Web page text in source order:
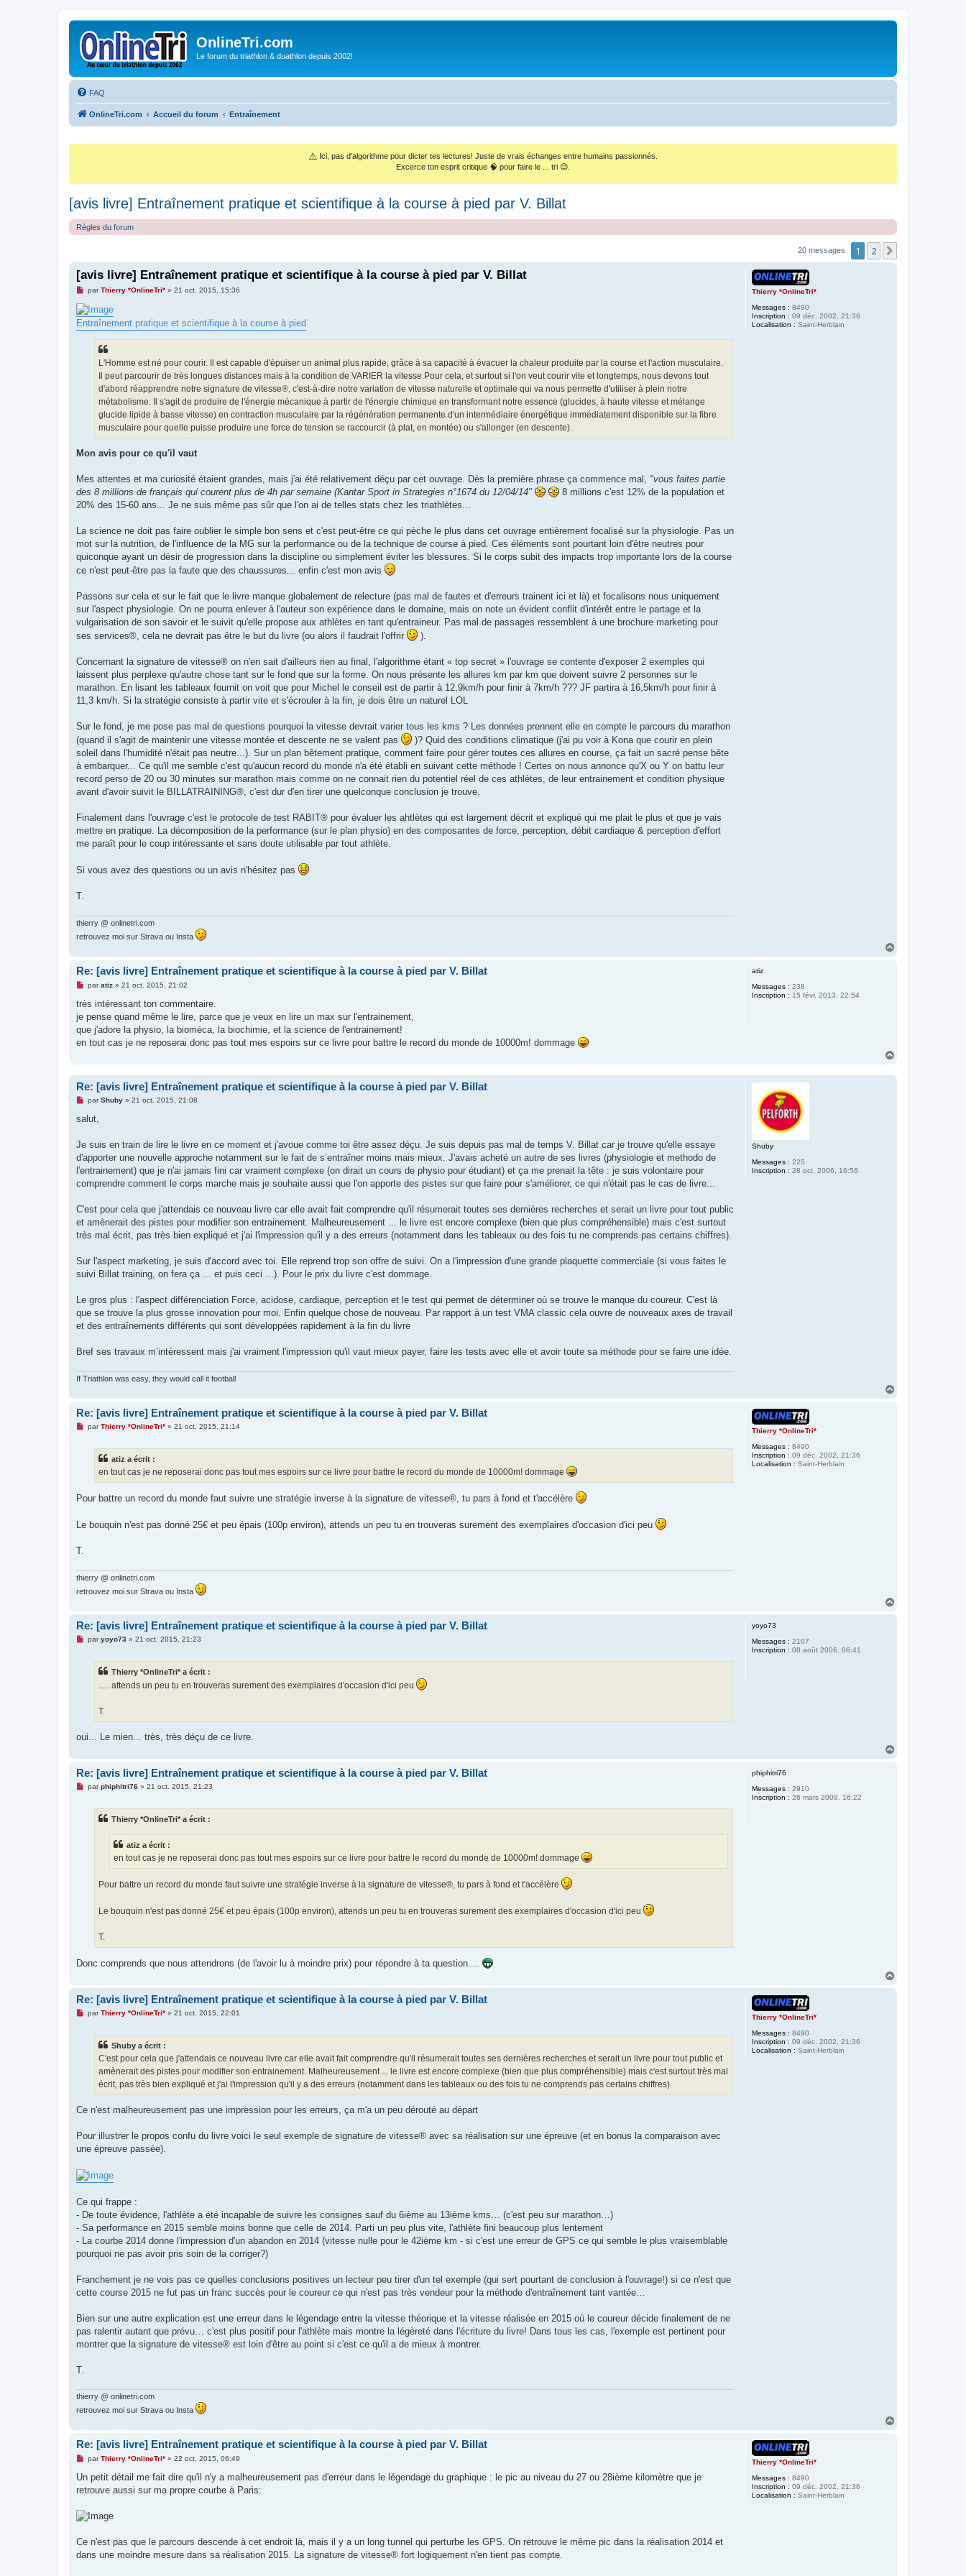
OnlineTri.com
Le forum du triathlon & duathlon depuis 2002!
FAQ
OnlineTri.com Accueil du forum Entraînement
⚠️ Ici, pas d'algorithme pour dicter tes lectures! Juste de vrais échanges entre humains passionnés.
Excerce ton esprit critique 🧠 pour faire le ... tri 😉.
[avis livre] Entraînement pratique et scientifique à la course à pied par V. Billat
Règles du forum
20 messages 1 2
Thierry *OnlineTri*
Messages : 8490
Inscription : 09 déc. 2002, 21:36
Localisation : Saint-Herblain
[avis livre] Entraînement pratique et scientifique à la course à pied par V. Billat
M
s
s
a
g
parThierry *OnlineTri*» 21 oct. 2015, 15:36
Entraînement pratique et scientifique à la course à pied
L'Homme est né pour courir. Il est capable d'épuiser un animal plus rapide, grâce à sa capacité à évacuer la chaleur produite par la course et l'action musculaire.
Il peut parcourir de très longues distances mais à la condition de VARIER la vitesse.Pour cela, et surtout si l'on veut courir vite et longtemps, nous devons tout
d'abord réapprendre notre signature de vitesse®, c'est-à-dire notre variation de vitesse naturelle et optimale qui va nous permette d'utiliser à plein notre
métabolisme. Il s'agit de produire de l'énergie mécanique à partir de l'énergie chimique en transformant notre essence (glucides, à haute vitesse et mélange
glucide lipide à basse vitesse) en contraction musculaire par la régénération permanente d'un intermédiaire énergétique immédiatement disponible sur la fibre
musculaire pour quelle puisse produire une force de tension se raccourcir (à plat, en montée) ou s'allonger (en descente).
Mon avis pour ce qu'il vaut
Mes attentes et ma curiosité étaient grandes, mais j'ai été relativement déçu par cet ouvrage. Dès la première phrase ça commence mal, "vous faites partie
des 8 millions de français qui courent plus de 4h par semaine (Kantar Sport in Strategies n°1674 du 12/04/14"
8 millions c'est 12% de la population et
20% des 15-60 ans... Je ne suis même pas sûr que l'on ai de telles stats chez les triathlètes...
La science ne doit pas faire oublier le simple bon sens et c'est peut-être ce qui pèche le plus dans cet ouvrage entièrement focalisé sur la physiologie. Pas un
mot sur la nutrition, de l'influence de la MG sur la performance ou de la technique de course à pied. Ces éléments sont pourtant loin d'être neutres pour
quiconque ayant un désir de progression dans la discipline ou simplement éviter les blessures. Si le corps subit des impacts trop importante lors de la course
ce n'est peut-être pas la faute que des chaussures... enfin c'est mon avis
Passons sur cela et sur le fait que le livre manque globalement de relecture (pas mal de fautes et d'erreurs trainent ici et là) et focalisons nous uniquement
sur l'aspect physiologie. On ne pourra enlever à l'auteur son expérience dans le domaine, mais on note un évident conflit d'intérêt entre le partage et la
vulgarisation de son savoir et le suivit qu'elle propose aux athlètes en tant qu'entraineur. Pas mal de passages ressemblent à une brochure marketing pour
ses services®, cela ne devrait pas être le but du livre (ou alors il faudrait l'offrir
).
Concernant la signature de vitesse® on n'en sait d'ailleurs rien au final, l'algorithme étant « top secret » l'ouvrage se contente d'exposer 2 exemples qui
laissent plus perplexe qu'autre chose tant sur le fond que sur la forme. On nous présente les allures km par km que doivent suivre 2 personnes sur le
marathon. En lisant les tableaux fournit on voit que pour Michel le conseil est de partir à 12,9km/h pour finir à 7km/h ??? JF partira à 16,5km/h pour finir à
11,3 km/h. Si la stratégie consiste à partir vite et s'écrouler à la fin, je dois être un naturel LOL
Sur le fond, je me pose pas mal de questions pourquoi la vitesse devrait varier tous les kms ? Les données prennent elle en compte le parcours du marathon
(quand il s'agit de maintenir une vitesse montée et descente ne se valent pas
)? Quid des conditions climatique (j'ai pu voir à Kona que courir en plein
soleil dans l'humidité n'était pas neutre...). Sur un plan bêtement pratique, comment faire pour gérer toutes ces allures en course, ça fait un sacré pense bête
à embarquer... Ce qu'il me semble c'est qu'aucun record du monde n'a été établi en suivant cette méthode ! Certes on nous annonce qu'X ou Y on battu leur
record perso de 20 ou 30 minutes sur marathon mais comme on ne connait rien du potentiel réel de ces athlètes, de leur entrainement et condition physique
avant d'avoir suivit le BILLATRAINING®, c'est dur d'en tirer une quelconque conclusion je trouve.
Finalement dans l'ouvrage c'est le protocole de test RABIT® pour évaluer les ahtlètes qui est largement décrit et expliqué qui me plait le plus et que je vais
mettre en pratique. La décomposition de la performance (sur le plan physio) en des composantes de force, perception, débit cardiaque & perception d'effort
me paraît pour le coup intéressante et sans doute utilisable par tout athlète.
Si vous avez des questions ou un avis n'hésitez pas
T.
thierry @ onlinetri.com
retrouvez moi sur Strava ou Insta
atiz
Messages : 238
Inscription : 15 févr. 2013, 22:54
Re: [avis livre] Entraînement pratique et scientifique à la course à pied par V. Billat
M
s
a
g
n
paratiz» 21 oct. 2015, 21:02
très intéressant ton commentaire.
je pense quand même le lire, parce que je veux en lire un max sur l'entrainement,
que j'adore la physio, la bioméca, la biochimie, et la science de l'entrainement!
en tout cas je ne reposerai donc pas tout mes espoirs sur ce livre pour battre le record du monde de 10000m! dommage
Shuby
Messages : 225
Inscription : 28 oct. 2006, 16:56
Re: [avis livre] Entraînement pratique et scientifique à la course à pied par V. Billat
M
s
g
n
o
l
parShuby» 21 oct. 2015, 21:08
salut,
Je suis en train de lire le livre en ce moment et j'avoue comme toi être assez déçu. Je suis depuis pas mal de temps V. Billat car je trouve qu'elle essaye
d'apporter une nouvelle approche notamment sur le fait de s’entraîner moins mais mieux. J'avais acheté un autre de ses livres (physiologie et methodo de
l'entrainement) que je n'ai jamais fini car vraiment complexe (on dirait un cours de physio pour étudiant) et ça me prenait la tête : je suis volontaire pour
comprendre comment le corps marche mais je souhaite aussi que l'on apporte des pistes sur que faire pour s'améliorer, ce qui n'était pas le cas de livre...
C'est pour cela que j'attendais ce nouveau livre car elle avait fait comprendre qu'il résumerait toutes ses dernières recherches et serait un livre pour tout public
et amènerait des pistes pour modifier son entrainement. Malheureusement ... le livre est encore complexe (bien que plus compréhensible) mais c'est surtout
très mal écrit, pas très bien expliqué et j'ai l'impression qu'il y a des erreurs (notamment dans les tableaux ou des fois tu ne comprends pas certains chiffres).
Sur l'aspect marketing, je suis d'accord avec toi. Elle reprend trop son offre de suivi. On a l'impression d'une grande plaquette commerciale (si vous faites le
suivi Billat training, on fera ça ... et puis ceci ...). Pour le prix du livre c'est dommage.
Le gros plus : l'aspect différenciation Force, acidose, cardiaque, perception et le test qui permet de déterminer où se trouve le manque du coureur. C'est là
que se trouve la plus grosse innovation pour moi. Enfin quelque chose de nouveau. Par rapport à un test VMA classic cela ouvre de nouveaux axes de travail
et des entraînements différents qui sont développées rapidement à la fin du livre
Bref ses travaux m’intéressent mais j'ai vraiment l'impression qu'il vaut mieux payer, faire les tests avec elle et avoir toute sa méthode pour se faire une idée.
If Triathlon was easy, they would call it football
Thierry *OnlineTri*
Messages : 8490
Inscription : 09 déc. 2002, 21:36
Localisation : Saint-Herblain
Re: [avis livre] Entraînement pratique et scientifique à la course à pied par V. Billat
M
o
n
parThierry *OnlineTri*» 21 oct. 2015, 21:14
atiz a écrit :
en tout cas je ne reposerai donc pas tout mes espoirs sur ce livre pour battre le record du monde de 10000m! dommage
Pour battre un record du monde faut suivre une stratégie inverse à la signature de vitesse®, tu pars à fond et t'accélère
Le bouquin n'est pas donné 25€ et peu épais (100p environ), attends un peu tu en trouveras surement des exemplaires d'occasion d'ici peu
T.
thierry @ onlinetri.com
retrouvez moi sur Strava ou Insta
yoyo73
Messages : 2107
Inscription : 08 août 2006, 06:41
Re: [avis livre] Entraînement pratique et scientifique à la course à pied par V. Billat
M
u
paryoyo73 » 21 oct. 2015, 21:23
Thierry *OnlineTri* a écrit :
..... attends un peu tu en trouveras surement des exemplaires d'occasion d'ici peu
T.
oui... Le mien... très, très déçu de ce livre.
phiphitri76
Messages : 2910
Inscription : 26 mars 2009, 16:22
Re: [avis livre] Entraînement pratique et scientifique à la course à pied par V. Billat
Mparphiphitri76» 21 oct. 2015, 21:23
Thierry *OnlineTri* a écrit :
atiz a écrit :
en tout cas je ne reposerai donc pas tout mes espoirs sur ce livre pour battre le record du monde de 10000m! dommage
Pour battre un record du monde faut suivre une stratégie inverse à la signature de vitesse®, tu pars à fond et t'accélère
Le bouquin n'est pas donné 25€ et peu épais (100p environ), attends un peu tu en trouveras surement des exemplaires d'occasion d'ici peu
T.
Donc comprends que nous attendrons (de l'avoir lu à moindre prix) pour répondre à ta question....
Thierry *OnlineTri*
Messages : 8490
Inscription : 09 déc. 2002, 21:36
Localisation : Saint-Herblain
Re: [avis livre] Entraînement pratique et scientifique à la course à pied par V. Billat
M
u
parThierry *OnlineTri*» 21 oct. 2015, 22:01
Shuby a écrit :
C'est pour cela que j'attendais ce nouveau livre car elle avait fait comprendre qu'il résumerait toutes ses dernières recherches et serait un livre pour tout public et
amènerait des pistes pour modifier son entrainement. Malheureusement ... le livre est encore complexe (bien que plus compréhensible) mais c'est surtout très mal
écrit, pas très bien expliqué et j'ai l'impression qu'il y a des erreurs (notamment dans les tableaux ou des fois tu ne comprends pas certains chiffres).
Ce n'est malheureusement pas une impression pour les erreurs, ça m'a un peu dérouté au départ
Pour illustrer le propos confu du livre voici le seul exemple de signature de vitesse® avec sa réalisation sur une épreuve (et en bonus la comparaison avec
une épreuve passée).
Ce qui frappe :
- De toute évidence, l'athlète a été incapable de suivre les consignes sauf du 6ième au 13ième kms… (c'est peu sur marathon…)
- Sa performance en 2015 semble moins bonne que celle de 2014. Parti un peu plus vite, l'athlète fini beaucoup plus lentement
- La courbe 2014 donne l'impression d'un abandon en 2014 (vitesse nulle pour le 42ième km - si c'est une erreur de GPS ce qui semble le plus vraisemblable
pourquoi ne pas avoir pris soin de la corriger?)
Franchement je ne vois pas ce quelles conclusions positives un lecteur peu tirer d'un tel exemple (qui sert pourtant de conclusion à l'ouvrage!) si ce n'est que
cette course 2015 ne fut pas un franc succès pour le coureur ce qui n'est pas très vendeur pour la méthode d'entraînement tant vantée…
Bien sur une autre explication est une erreur dans le légendage entre la vitesse théorique et la vitesse réalisée en 2015 où le coureur décide finalement de ne
pas ralentir autant que prévu… c'est plus positif pour l'athlète mais montre la légèreté dans l'écriture du livre! Dans tous les cas, l'exemple est pertinent pour
montrer que la signature de vitesse® est loin d'être au point si c'est ce qu'il a de mieux à montrer.
T.
thierry @ onlinetri.com
retrouvez moi sur Strava ou Insta
Thierry *OnlineTri*
Messages : 8490
Inscription : 09 déc. 2002, 21:36
Localisation : Saint-Herblain
Re: [avis livre] Entraînement pratique et scientifique à la course à pied par V. Billat
M
s
a
e
n
l
u
parThierry *OnlineTri*» 22 oct. 2015, 06:49
Un petit détail me fait dire qu'il n'y a malheureusement pas d'erreur dans le légendage du graphique : le pic au niveau du 27 ou 28ième kilomètre que je
retrouve aussi sur ma propre courbe à Paris:
Ce n'est pas que le parcours descende à cet endroit là, mais il y a un long tunnel qui perturbe les GPS. On retrouve le même pic dans la réalisation 2014 et
dans une moindre mesure dans sa réalisation 2015. La signature de vitesse® fort logiquement n'en tient pas compte.